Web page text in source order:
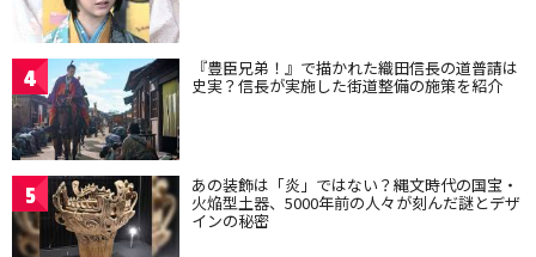
4 『豊臣兄弟！』で描かれた織田信長の道普請は
史実？信長が実施した街道整備の施策を紹介
5 あの装飾は「炎」ではない？縄文時代の国宝・
火焔型土器、5000年前の人々が刻んだ謎とデザ
インの秘密